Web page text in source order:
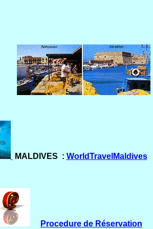
MALDIVES : WorldTravelMaldives
Procedure de Réservation